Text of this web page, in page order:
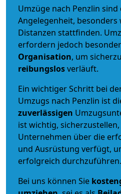
Umzüge nach Penzlin
Angelegenheit,
Distanzen stattfinden.
erfordern jedoch
Organisation, um
reibungslosverläuft.
Ein wichtiger Schritt bei
Umzugs nach Penzlin ist
zuverlässigen
ist wichtig, sicherzustellen,
Unternehmen über die
und Ausrüstung verfügt,
erfolgreich durchzuführen.
Bei uns können Sie